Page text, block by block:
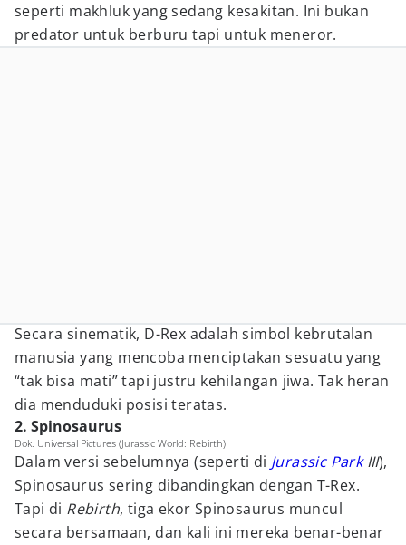
seperti makhluk yang sedang kesakitan. Ini bukan
predator untuk berburu tapi untuk meneror.
Secara sinematik, D-Rex adalah simbol kebrutalan
manusia yang mencoba menciptakan sesuatu yang
“tak bisa mati” tapi justru kehilangan jiwa. Tak heran
dia menduduki posisi teratas.
2. Spinosaurus
Dok. Universal Pictures (Jurassic World: Rebirth)
Dalam versi sebelumnya (seperti di Jurassic ParkIII),
Spinosaurus sering dibandingkan dengan T-Rex.
Tapi di Rebirth, tiga ekor Spinosaurus muncul
secara bersamaan, dan kali ini mereka benar-benar